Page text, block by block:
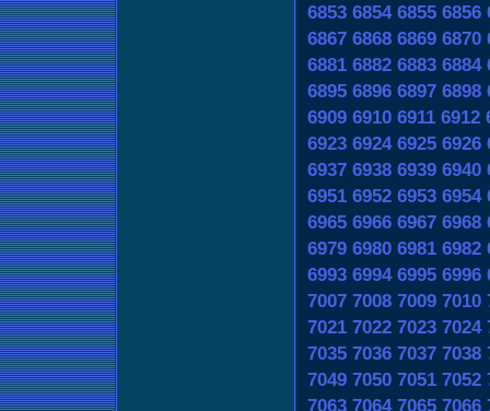
6853 6854 6855 6856
6867 6868 6869 6870
6881 6882 6883 6884
6895 6896 6897 6898
6909 6910 6911 6912
6923 6924 6925 6926
6937 6938 6939 6940
6951 6952 6953 6954
6965 6966 6967 6968
6979 6980 6981 6982
6993 6994 6995 6996
7007 7008 7009 7010
7021 7022 7023 7024
7035 7036 7037 7038
7049 7050 7051 7052
7063 7064 7065 7066